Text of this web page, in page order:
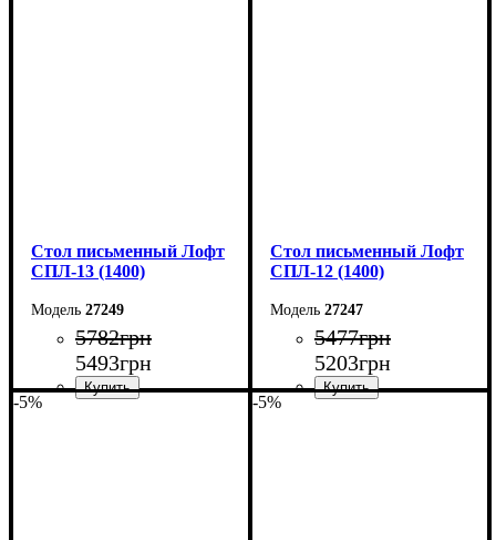
Стол письменный Лофт
СПЛ-13 (1400)
27249
5782грн
5493грн
Стол письменный Лофт
СПЛ-12 (1400)
27247
5477грн
5203грн
-5% -5%